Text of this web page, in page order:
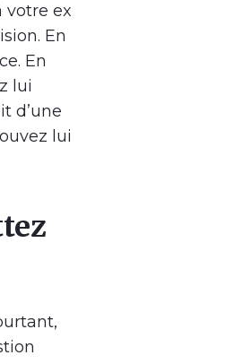
votre ex
En
En
lui
d’une
lui